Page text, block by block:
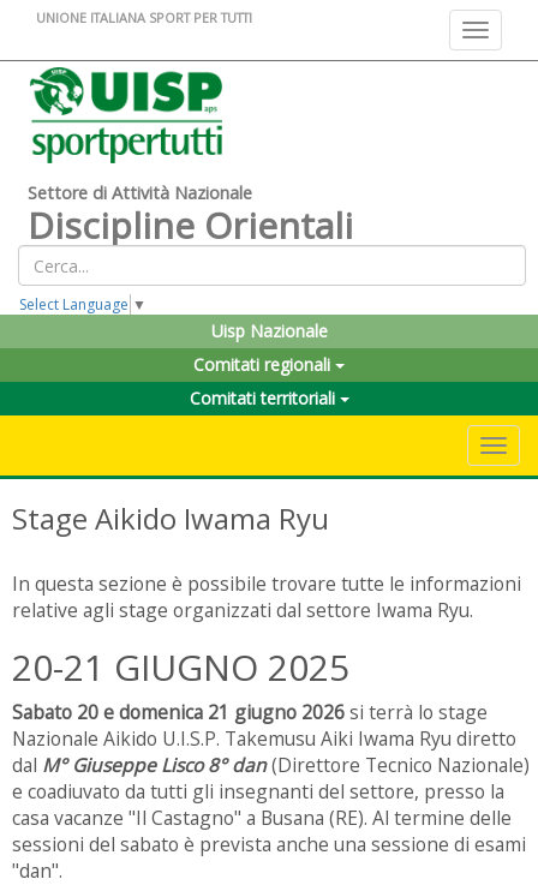
Toggle
UNIONE ITALIANA SPORT PER TUTTI
Settore di Attività Nazionale
Discipline Orientali
Select Language ▼
Uisp Nazionale
Comitati regionali
Comitati territoriali
Stage Aikido Iwama Ryu
In questa sezione è possibile trovare tutte le informazioni
relative agli stage organizzati dal settore Iwama Ryu.
20-21 GIUGNO 2025
Sabato 20 e domenica 21 giugno 2026si terrà lo stage
Nazionale Aikido U.I.S.P. Takemusu Aiki Iwama Ryu diretto
dal M° Giuseppe Lisco 8° dan(Direttore Tecnico Nazionale)
e coadiuvato da tutti gli insegnanti del settore, presso la
casa vacanze "Il Castagno" a Busana (RE). Al termine delle
sessioni del sabato è prevista anche una sessione di esami
"dan".